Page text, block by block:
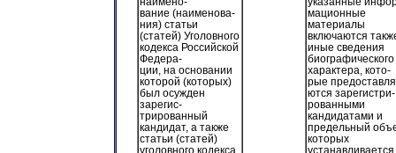
вание (наименова-
ния) статьи
(статей) Уголовного
кодекса Российской
Федера-
ции, на основании
которой (которых)
был осужден
зарегис-
трированный
кандидат, а также
статьи (статей)
уголовного кодекса,
мационные
материалы
включаются
иные сведения
биографического
характера, кото-
рые
ются зарегистри-
рованными
кандидатами и
предельный
которых
устанавливается